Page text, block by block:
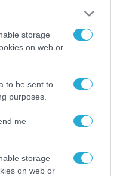
storage
on web or
to be sent to
purposes.
me
storage
on web or
τον
ΣΚΑΪ – Ο λόγος της